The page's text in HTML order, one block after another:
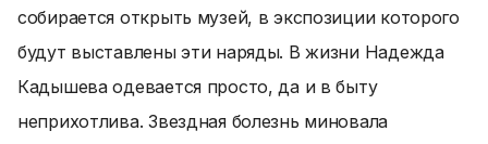
собирается открыть музей, в экспозиции которого
будут выставлены эти наряды. В жизни Надежда
Кадышева одевается просто, да и в быту
неприхотлива. Звездная болезнь миновала